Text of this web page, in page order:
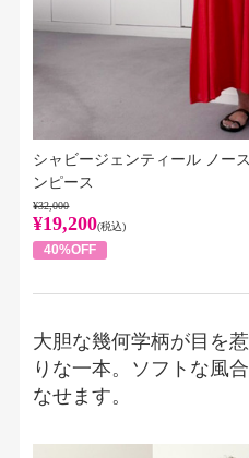
シャビージェンティール ノー
ンピース
¥32,000
¥19,200(税込)
40%OFF
大胆な幾何学柄が目を
りな一本。ソフトな風
なせます。